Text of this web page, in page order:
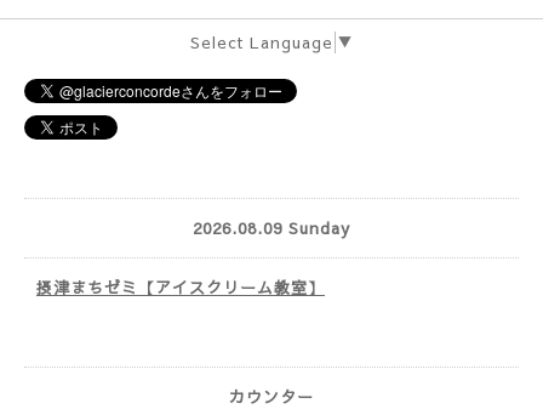
Select Language ▼
2026.08.09 Sunday
摂津まちゼミ【アイスクリーム教室】
カウンター